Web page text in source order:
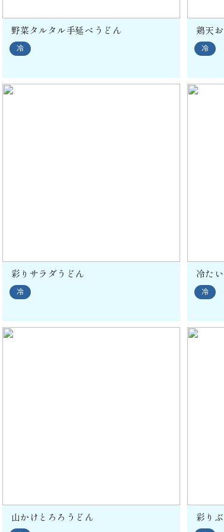
野菜タルタル手延べうどん
冷
鶏天
冷
彩りサラダうどん
冷
冷た
冷
山かけとろろうどん 彩り